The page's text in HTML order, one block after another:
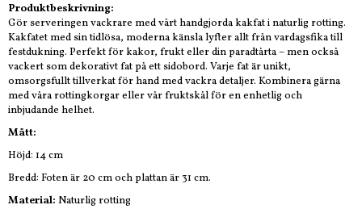
Produktbeskrivning:
Gör serveringen vackrare med vårt handgjorda kakfat i naturlig rotting.
Kakfatet med sin tidlösa, moderna känsla lyfter allt från vardagsfika till
festdukning. Perfekt för kakor, frukt eller din paradtårta – men också
vackert som dekorativt fat på ett sidobord. Varje fat är unikt,
omsorgsfullt tillverkat för hand med vackra detaljer. Kombinera gärna
med våra rottingkorgar eller vår fruktskål för en enhetlig och
inbjudande helhet.
Mått:
Höjd: 14 cm
Bredd: Foten är 20 cm och plattan är 31 cm.
Material: Naturlig rotting